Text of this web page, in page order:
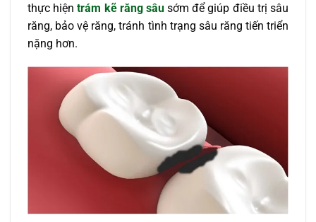
thực hiện trám kẽ răng sâu sớm để giúp điều trị sâu
răng, bảo vệ răng, tránh tình trạng sâu răng tiến triển
nặng hơn.